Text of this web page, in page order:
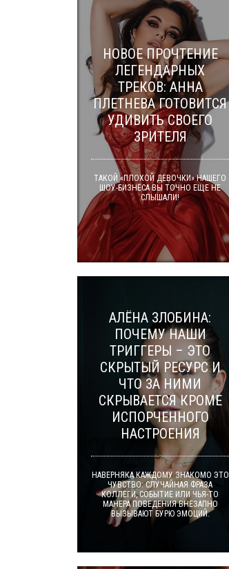
НОВОЕ ПРОЧТЕНИЕ
ЛЕГЕНДАРНЫХ
ТРЕКОВ: АННА
ПЛЕТНЕВА ГОТОВИТСЯ
УДИВИТЬ СВОЕГО
ЗРИТЕЛЯ
ТАКОЙ «ПЛОХОЙ ДЕВОЧКИ» НАШЕГО
ШОУ-БИЗНЕСА ВЫ ТОЧНО ЕЩЕ НЕ
СЛЫШАЛИ!
АЛЁНА ЗЛОБИНА:
ПОЧЕМУ НАШИ
ТРИГГЕРЫ – ЭТО
СКРЫТЫЙ РЕСУРС И
ЧТО ЗА НИМИ
СКРЫВАЕТСЯ КРОМЕ
ИСПОРЧЕННОГО
НАСТРОЕНИЯ
НАВЕРНЯКА КАЖДОМУ ЗНАКОМО ЭТО
ЧУВСТВО: СЛУЧАЙНАЯ ФРАЗА
КОЛЛЕГИ, СОБЫТИЕ ИЛИ ЧЬЯ-ТО
МАНЕРА ПОВЕДЕНИЯ ВНЕЗАПНО
ВЫЗЫВАЮТ БУРЮ ЭМОЦИЙ.